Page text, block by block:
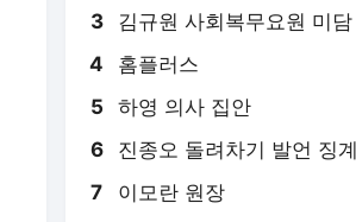
3 김규원 사회복무요원 미담
4 홈플러스
5 하영 의사 집안
6 진종오 돌려차기 발언 징계
7 이모란 원장